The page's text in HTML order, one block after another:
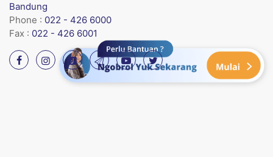
Bandung
Phone : 022 - 426 6000
Fax : 022 - 426 6001